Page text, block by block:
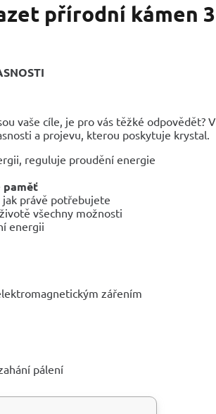
přírodní kámen
vaše cíle, je pro vás těžké odpovědět?
a projevu, kterou poskytuje krystal.
reguluje proudění energie
paměť
právě potřebujete
všechny možnosti
energii
zářením
pálení